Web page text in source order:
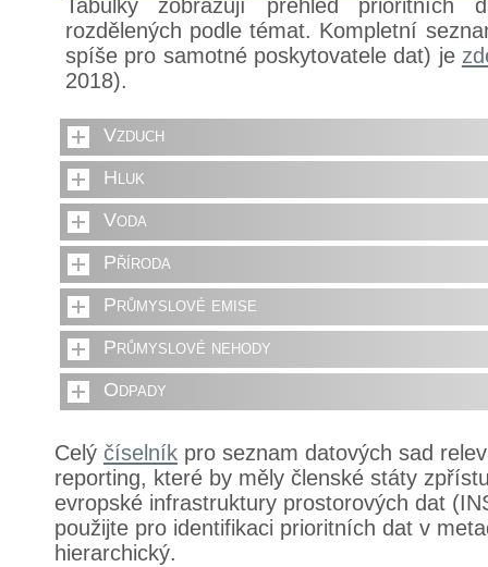
Tabulky zobrazují přehled prioritních
rozdělených podle témat. Kompletní
spíše pro samotné poskytovatele dat) je
2018).
Vzduch
Hluk
Voda
Příroda
Průmyslové emise
Průmyslové nehody
Odpady
Celý číselník pro seznam datových sad
reporting, které by měly členské státy
evropské infrastruktury prostorových dat
použijte pro identifikaci prioritních dat v
hierarchický.